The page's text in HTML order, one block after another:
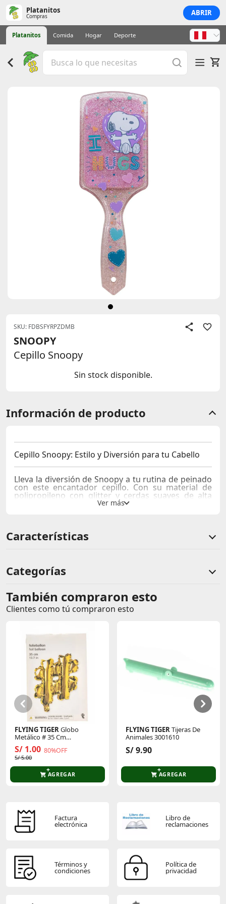
Platanitos
Compras ABRIR
Platanitos Comida Hogar Deporte
SKU: FDBSFYRPZDMB
SNOOPY
Cepillo Snoopy
Sin stock disponible.
Información de producto
Cepillo Snoopy: Estilo y Diversión para tu Cabello
Lleva la diversión de Snoopy a tu rutina de peinado
con este encantador cepillo. Con su material de
polipropileno con glitter y cerdas suaves de alta
calidad, desenredará y peinará tu cabello con
Material: Polipropileno con glitter
Medidas: 8 cm (largo) x 24 cm (alto) x 3 cm
Diseño divertido con el adorable Snoopy
Cerdas suaves que desenredan y peinan tu cabello
con delicadeza.
Características
Categorías
Comentarios de clientes
Comentarios de clientes que compraron este producto
Sin calificaciones
Este producto aún no tiene calificaciones.
Sé el primero en comentar y acumula Puntos.
También compraron esto
Clientes como tú compraron esto
FLYING TIGERGlobo
Metálico # 35 Cm
P/Cumpleaños 3005873
S/ 1.00 80%OFF
S/ 5.00
AGREGAR
FLYING TIGERTijeras De
Animales 3001610
S/ 9.90
AGREGAR
Factura
electrónica
Libro de
reclamaciones
Términos y
condiciones
Política de
privacidad